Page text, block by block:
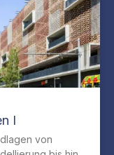
I
von